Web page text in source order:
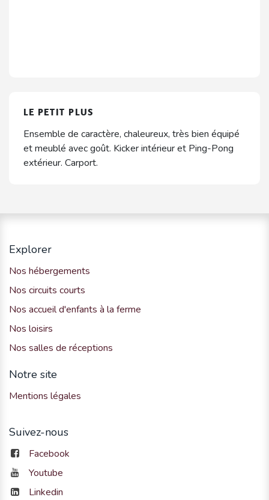
LE PETIT PLUS
Ensemble de caractère, chaleureux, très bien équipé
et meublé avec goût. Kicker intérieur et Ping-Pong
extérieur. Carport.
Explorer
Nos hébergements
Nos circuits courts
Nos accueil d'enfants à la ferme
Nos loisirs
Nos salles de réceptions
Notre site
Mentions légales
Suivez-nous
Facebook
Youtube
Linkedin